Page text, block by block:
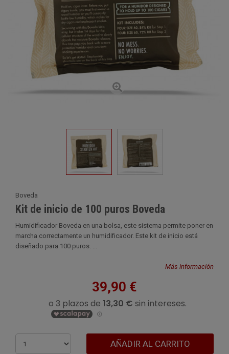
Boveda
Kit de inicio de 100 puros Boveda
Humidificador Boveda en una bolsa, este sistema permite poner en
marcha correctamente un humidificador. Este kit de inicio está
diseñado para 100 puros. ...
Más información
39,90 €
AÑADIR AL CARRITO